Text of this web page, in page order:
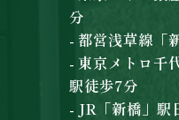
分
- 都営浅草線「
- 東京メトロ千
駅徒歩7分
- JR「新橋」駅